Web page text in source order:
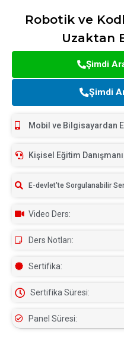
Robotik ve
Uzaktan
Şimdi
Şimdi
Mobil ve Bilgisayardan
Kişisel Eğitim Danışmanı
E-devlet'te Sorgulanabilir
Video Ders:
Ders Notları:
Sertifika:
Sertifika Süresi:
Panel Süresi: